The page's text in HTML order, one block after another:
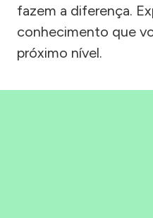
fazem a diferença.
conhecimento que
próximo nível.